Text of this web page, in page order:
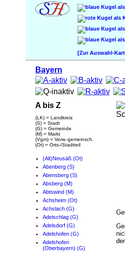
[Zur Auswahl-
Bayern
A bis Z
(LK) = Landkreis
(S) = Stadt
(G) = Gemeinde
(M) = Markt
(Vgm) = Verw.-gemeinsch.
(Ot) = Orts-/Stadtteil
(Alt)Neusäß (Ot)
Abenberg (S)
Abensberg (S)
Absberg (M)
Abtswind (M)
Achsheim (Ot)
Achslach (G)
Adelschlag (G)
Adelsdorf (G)
Adelshofen (G)
Adelshofen
(Oberbayern) (G)